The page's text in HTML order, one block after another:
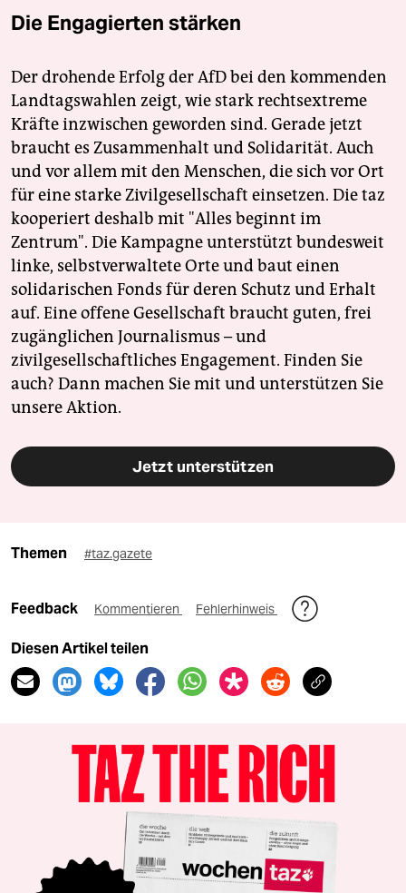
Die Engagierten stärken
Der drohende Erfolg der AfD bei den kommenden
Landtagswahlen zeigt, wie stark rechtsextreme
Kräfte inzwischen geworden sind. Gerade jetzt
braucht es Zusammenhalt und Solidarität. Auch
und vor allem mit den Menschen, die sich vor Ort
für eine starke Zivilgesellschaft einsetzen. Die taz
kooperiert deshalb mit "Alles beginnt im
Zentrum". Die Kampagne unterstützt bundesweit
linke, selbstverwaltete Orte und baut einen
solidarischen Fonds für deren Schutz und Erhalt
auf. Eine offene Gesellschaft braucht guten, frei
zugänglichen Journalismus – und
zivilgesellschaftliches Engagement. Finden Sie
auch? Dann machen Sie mit und unterstützen Sie
unsere Aktion.
Jetzt unterstützen
Themen #taz.gazete
Feedback Kommentieren Fehlerhinweis
Diesen Artikel teilen